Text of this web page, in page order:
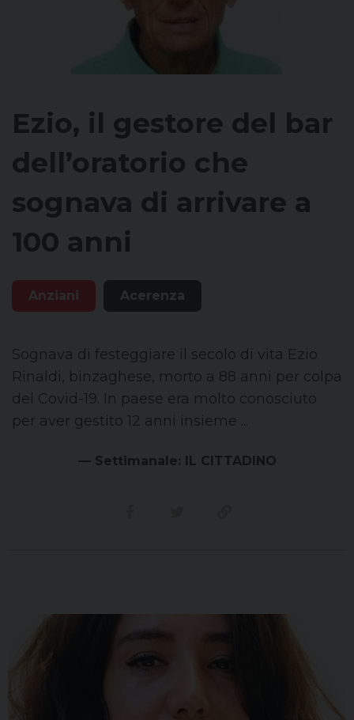
Ezio, il gestore del bar
dell’oratorio che
sognava di arrivare a
100 anni
Anziani Acerenza
Sognava di festeggiare il secolo di vita Ezio
Rinaldi, binzaghese, morto a 88 anni per colpa
del Covid-19. In paese era molto conosciuto
per aver gestito 12 anni insieme ...
— Settimanale: IL CITTADINO